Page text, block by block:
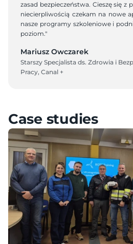
zasad bezpieczeństwa. Cieszę się z
niecierpliwością czekam na nowe
nasze programy szkoleniowe i
poziom."
Mariusz Owczarek
Starszy Specjalista ds. Zdrowia i
Pracy, Canal +
Case studies